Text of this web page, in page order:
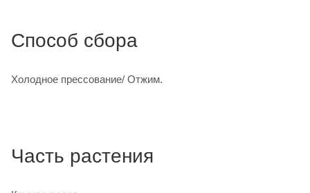
Способ сбора
Холодное прессование/ Отжим.
Часть растения